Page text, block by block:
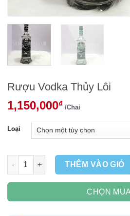
Rượu Vodka Thủy Lôi
1,150,000₫ /Chai
Loại
Rượu Vodka Thủy Lôi số lượng
THÊM VÀO GIỎ
CHỌN MUA